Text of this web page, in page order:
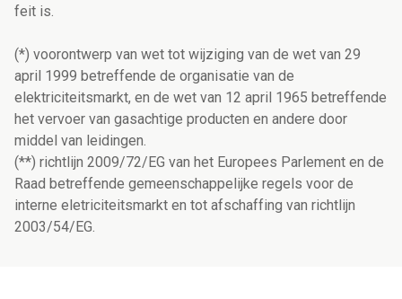
feit is.
(*) voorontwerp van wet tot wijziging van de wet van 29
april 1999 betreffende de organisatie van de
elektriciteitsmarkt, en de wet van 12 april 1965 betreffende
het vervoer van gasachtige producten en andere door
middel van leidingen.
(**) richtlijn 2009/72/EG van het Europees Parlement en de
Raad betreffende gemeenschappelijke regels voor de
interne eletriciteitsmarkt en tot afschaffing van richtlijn
2003/54/EG.